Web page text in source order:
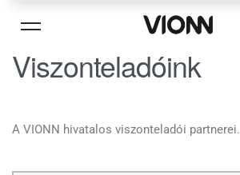
Viszonteladóink
A VIONN hivatalos viszonteladói partnerei.